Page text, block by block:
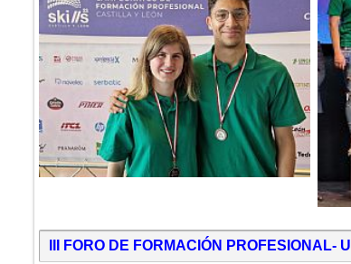
III FORO DE FORMACIÓN